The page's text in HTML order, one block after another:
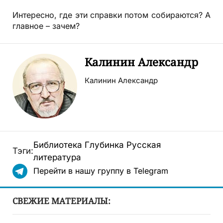
Интересно, где эти справки потом собираются? А
главное – зачем?
Калинин Александр
Калинин Александр
Тэги:
Библиотека Глубинка Русская
литература
Перейти в нашу группу в Telegram
СВЕЖИЕ МАТЕРИАЛЫ: